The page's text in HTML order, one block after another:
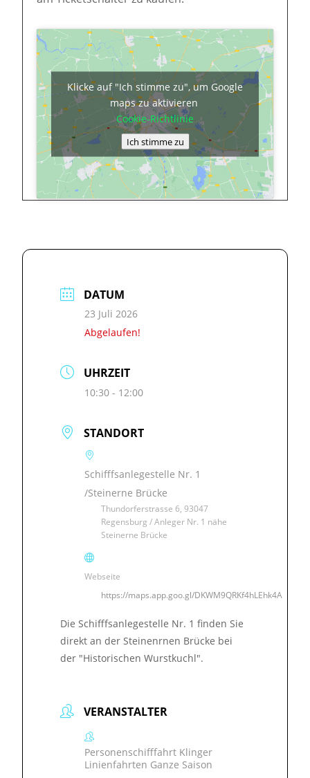
Klicke auf "Ich stimme zu", um Google
maps zu aktivieren
Cookie-Richtlinie
Ich stimme zu
DATUM
23 Juli 2026
Abgelaufen!
UHRZEIT
10:30 - 12:00
STANDORT
Schifffsanlegestelle Nr. 1
/Steinerne Brücke
Thundorferstrasse 6, 93047
Regensburg / Anleger Nr. 1 nähe
Steinerne Brücke
Webseite
https://maps.app.goo.gl/DKWM9QRKf4hLEhk4A
Die Schifffsanlegestelle Nr. 1 finden Sie
direkt an der Steinenrnen Brücke bei
der "Historischen Wurstkuchl".
VERANSTALTER
Personenschifffahrt Klinger
Linienfahrten Ganze Saison